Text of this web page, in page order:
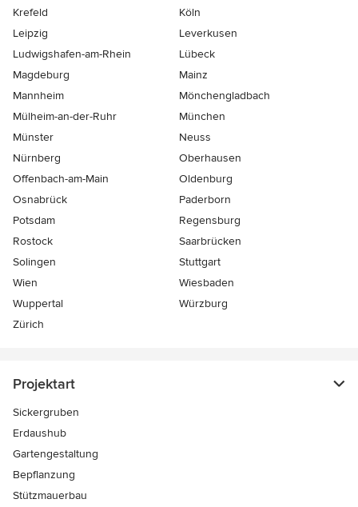
Krefeld
Köln
Leipzig
Leverkusen
Ludwigshafen-am-Rhein
Lübeck
Magdeburg
Mainz
Mannheim
Mönchen­gladbach
Mülheim-an-der-Ruhr
München
Münster
Neuss
Nürnberg
Oberhausen
Offenbach-am-Main
Oldenburg
Osnabrück
Paderborn
Potsdam
Regensburg
Rostock
Saarbrücken
Solingen
Stuttgart
Wien
Wiesbaden
Wuppertal
Würzburg
Zürich
Projektart
Sickergruben
Erdaushub
Gartengestaltung
Bepflanzung
Stützmauerbau